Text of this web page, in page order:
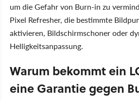
um die Gefahr von Burn-in zu
Pixel Refresher, die bestimmte
aktivieren, Bildschirmschoner oder
Helligkeitsanpassung.
Warum bekommt ein
eine Garantie gegen